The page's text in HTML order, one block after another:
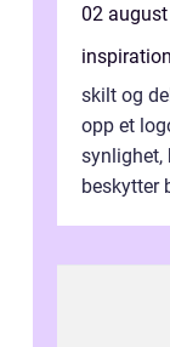
02
inspiration
skilt og
opp et
synlighet,
beskytter